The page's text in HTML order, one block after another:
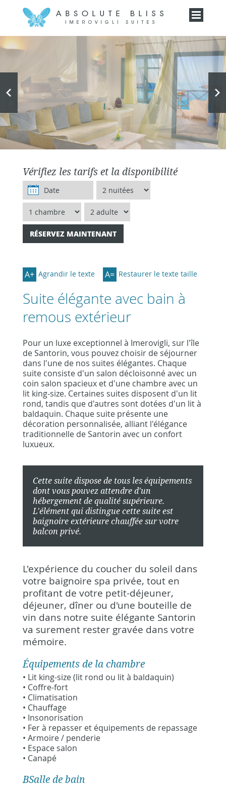
Vérifiez les tarifs et la disponibilité
RÉSERVEZ MAINTENANT
A+ Agrandir le texte A= Restaurer le texte taille
Suite élégante avec bain à
remous extérieur
Pour un luxe exceptionnel à Imerovigli, sur l'île
de Santorin, vous pouvez choisir de séjourner
dans l'une de nos suites élégantes. Chaque
suite consiste d'un salon décloisonné avec un
coin salon spacieux et d'une chambre avec un
lit king-size. Certaines suites disposent d'un lit
rond, tandis que d'autres sont dotées d'un lit à
baldaquin. Chaque suite présente une
décoration personnalisée, alliant l'élégance
traditionnelle de Santorin avec un confort
luxueux.
Cette suite dispose de tous les équipements
dont vous pouvez attendre d'un
hébergement de qualité supérieure.
L'élément qui distingue cette suite est
baignoire extérieure chauffée sur votre
balcon privé.
L'expérience du coucher du soleil dans
votre baignoire spa privée, tout en
profitant de votre petit-déjeuner,
déjeuner, dîner ou d'une bouteille de
vin dans notre suite élégante Santorin
va surement rester gravée dans votre
mémoire.
Équipements de la chambre
• Lit king-size (lit rond ou lit à baldaquin)
• Coffre-fort
• Climatisation
• Chauffage
• Insonorisation
• Fer à repasser et équipements de repassage
• Armoire / penderie
• Espace salon
• Canapé
BSalle de bain